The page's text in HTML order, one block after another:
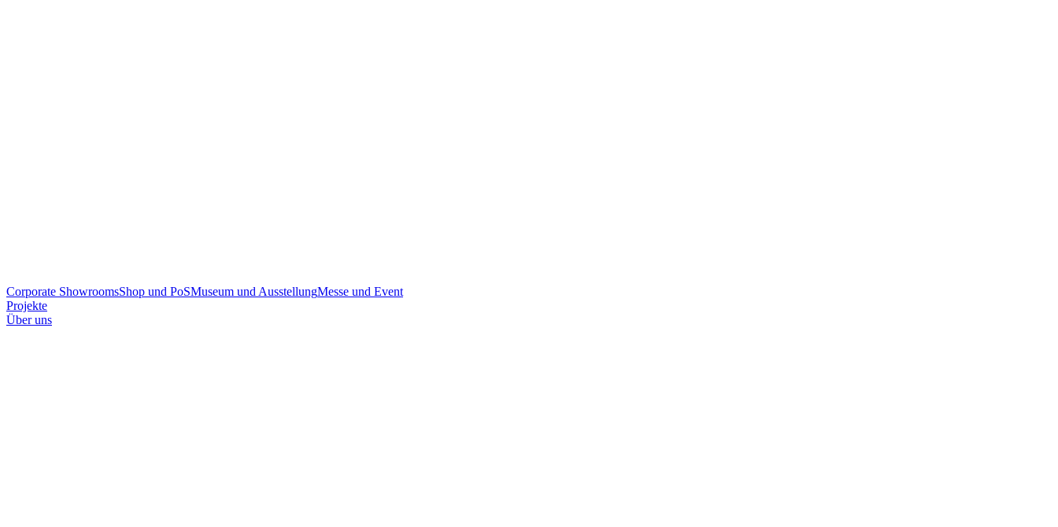
Corporate ShowroomsShop und PoSMuseum und AusstellungMesse und Event
Projekte
Über uns